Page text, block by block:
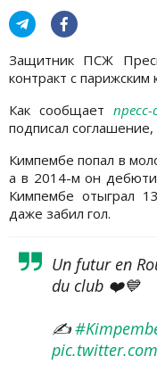
Защитник ПСЖ
контракт с парижским
Как сообщает
подписал
Кимпембе попал в
а в 2014-м он
Кимпембе отыграл
даже забил гол.
Un futur en
du club ❤️💙
✍️